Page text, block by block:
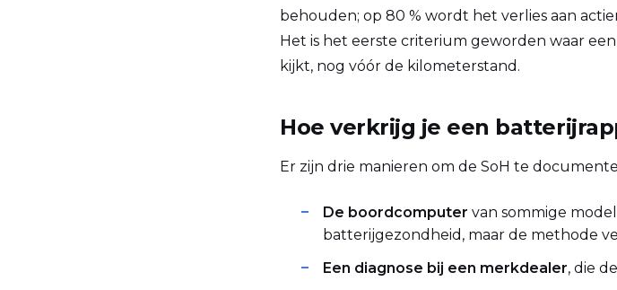
behouden; op 80 % wordt het verlies aan
Het is het eerste criterium geworden waar
kijkt, nog vóór de kilometerstand.
Hoe verkrijg je een
Er zijn drie manieren om de SoH te
De boordcomputer van sommige
batterijgezondheid, maar de methode
Een diagnose bij een merkdealer, die